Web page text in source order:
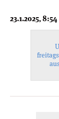
23.1.2025, 8:54